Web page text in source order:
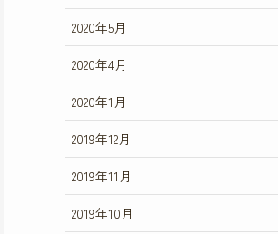
2020年5月
2020年4月
2020年1月
2019年12月
2019年11月
2019年10月